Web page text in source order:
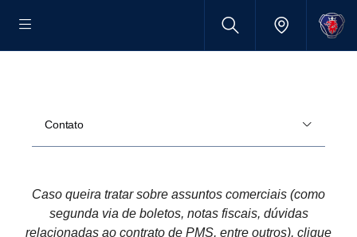
Contato
Caso queira tratar sobre assuntos comerciais (como
segunda via de boletos, notas fiscais, dúvidas
relacionadas ao contrato de PMS, entre outros), clique